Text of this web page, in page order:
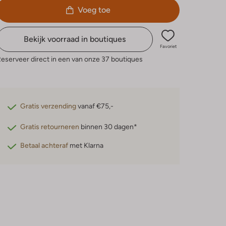
Voeg toe
Bekijk voorraad in boutiques
Favoriet
direct in een van onze 37 boutiques
Gratis verzendingvanaf €75,-
Gratis retourneren binnen 30 dagen*
Betaal achteraf met Klarna